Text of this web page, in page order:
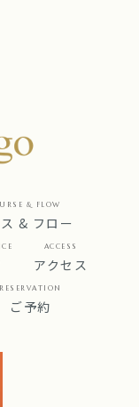
& FLOW
& フロー
ACCESS
アクセス
RESERVATION
ご予約